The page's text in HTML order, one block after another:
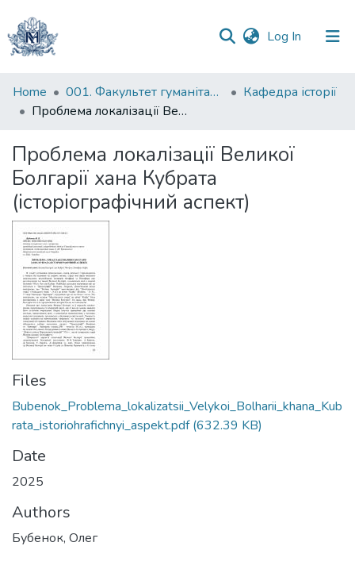
Log In (current)
Communities
&
All of DSpace
Statistics
Home 001. Факультет гуманітарних наук
Кафедра історії
Проблема локалізації Великої Болгарії хана Кубрата (історіографічний аспект)
Проблема локалізації Великої
Болгарії хана Кубрата
(історіографічний аспект)
Files
Bubenok_Problema_lokalizatsii_Velykoi_Bolharii_khana_Kub
rata_istoriohrafichnyi_aspekt.pdf(632.39 KB)
Date
2025
Authors
Бубенок, Олег